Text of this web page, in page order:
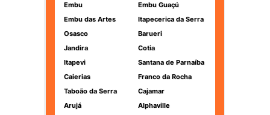
Embu
Embu Guaçú
Embu das Artes
Itapecerica da Serra
Osasco
Barueri
Jandira
Cotia
Itapevi
Santana de Parnaíba
Caierias
Franco da Rocha
Taboão da Serra
Cajamar
Arujá
Alphaville